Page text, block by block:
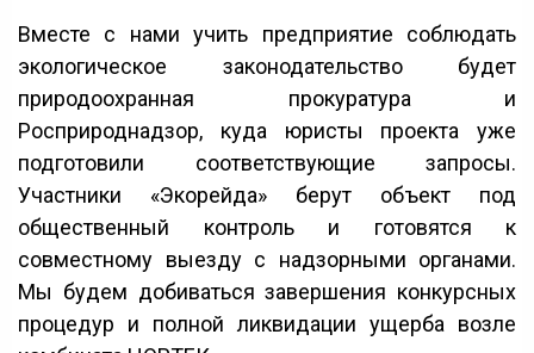
Вместе с нами учить предприятие соблюдать
экологическое законодательство будет
природоохранная прокуратура и
Росприроднадзор, куда юристы проекта уже
подготовили соответствующие запросы.
Участники «Экорейда» берут объект под
общественный контроль и готовятся к
совместному выезду с надзорными органами.
Мы будем добиваться завершения конкурсных
процедур и полной ликвидации ущерба возле